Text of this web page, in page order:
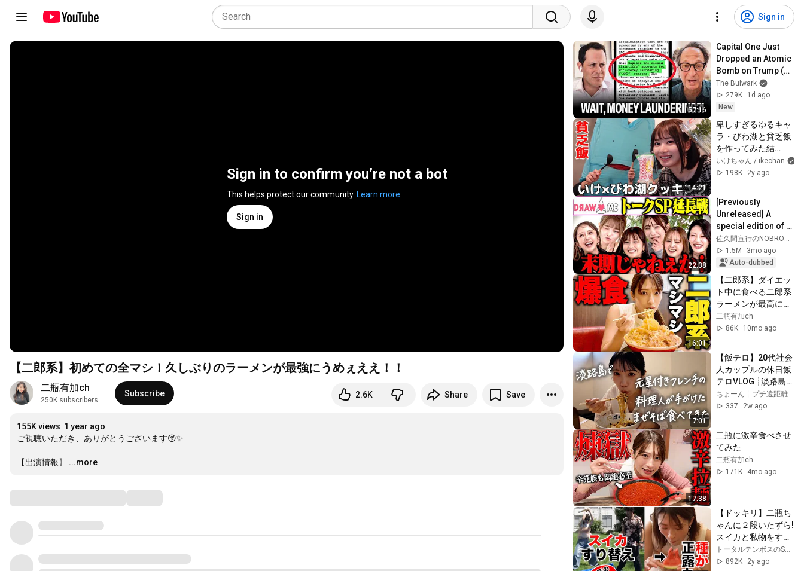
Sign in
Sign in to confirm you’re not a bot
This helps protect our community. Learn more
Sign in
【二郎系】初めての全マシ！久しぶりのラーメンが最強にうめぇええ！！
二瓶有加ch
250K subscribers
Subscribe 2.6K Share Save
155K views 1 year ago
ご視聴いただき、ありがとうございます😚✨
【出演情報】 …
...more
57:16
Capital One Just
Dropped an Atomic
Bomb on Trump (w/
Andrew
Weissmann) |
Illegal News
The Bulwark
279K
1d ago
New
14:21
卑しすぎるゆるキャ
ラ・びわ湖と貧乏飯
を作ってみた結
果.....【珍しいコラ
ボ回】
いけちゃん / ikechan
198K
2y ago
22:38
[Previously
Unreleased] A
special edition of
the DRAW♡ME
group talk that
couldn't fit into the
ma...
佐久間宣行のNOBROCK TV
1.5M
3mo ago
Auto-dubbed
16:01
【二郎系】ダイエッ
ト中に食べる二郎系
ラーメンが最高にう
めぇぇ！！
二瓶有加ch
86K
10mo ago
7:01
【飯テロ】20代社会
人カップルの休日飯
テロVLOG ┊︎淡路島
で最高すぎるまぜそ
ば見つけた┊︎
337
2w ago
17:38
二瓶に激辛食べさせ
てみた
二瓶有加ch
171K
4mo ago
【ドッキリ】二瓶ち
ゃんに２段いたずら!
スイカと私物をすり
替えて割ったら＆種
が正露丸
892K
2y ago